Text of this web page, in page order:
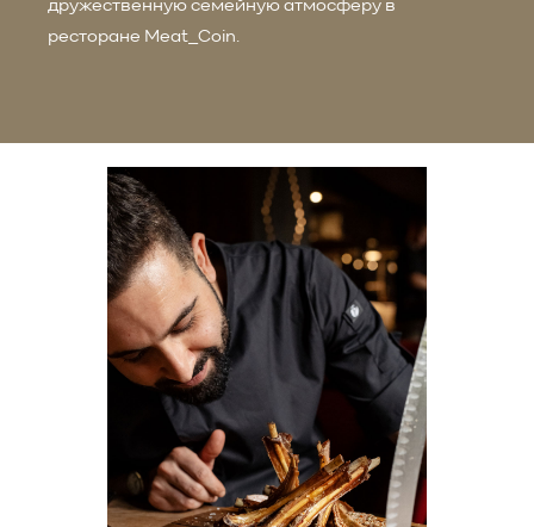
дружественную семейную атмосферу в
ресторане Meat_Coin.